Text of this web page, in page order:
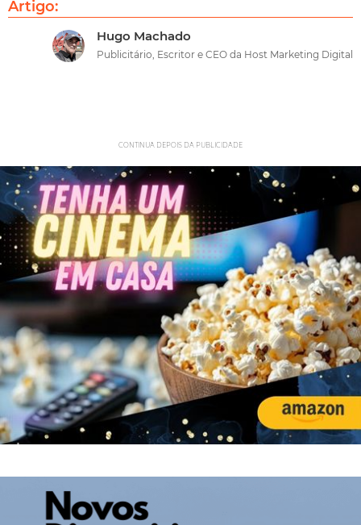
Artigo:
Hugo Machado
Publicitário, Escritor e CEO da Host Marketing Digital
CONTINUA DEPOIS DA PUBLICIDADE